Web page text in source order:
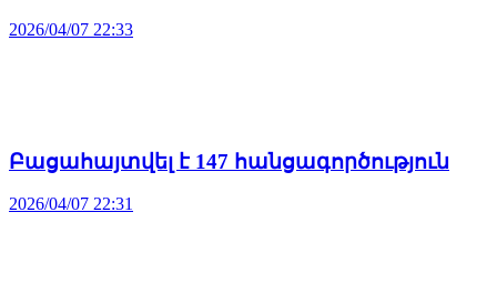
2026/04/07 22:33
Բացահայտվել է 147 հանցագործություն
2026/04/07 22:31